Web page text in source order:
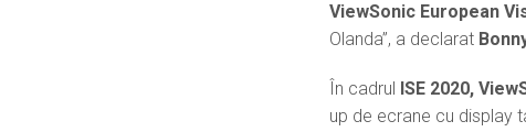
ViewSonic European
Olanda”, a declarat
În cadrul ISE 2020,
up de ecrane cu display